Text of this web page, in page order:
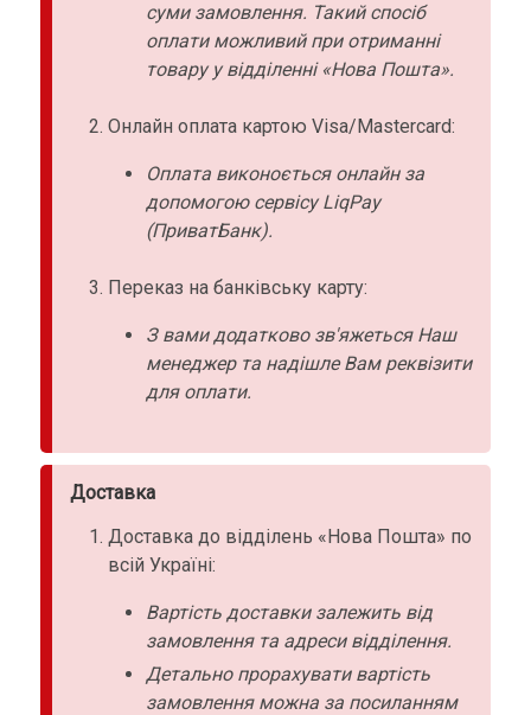
суми замовлення. Такий спосіб
оплати можливий при отриманні
товару у відділенні «Нова Пошта».
Онлайн оплата картою Visa/Mastercard:
Оплата виконоється онлайн за
допомогою сервісу LiqPay
(ПриватБанк).
Переказ на банківську карту:
З вами додатково зв'яжеться Наш
менеджер та надішле Вам реквізити
для оплати.
Доставка
Доставка до відділень «Нова Пошта» по
всій Україні:
Вартість доставки залежить від
замовлення та адреси відділення.
Детально прорахувати вартість
замовлення можна за посиланням